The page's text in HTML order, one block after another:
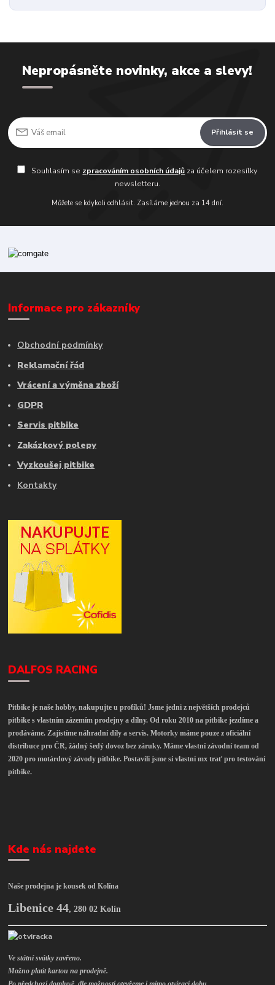
Nepropásněte novinky, akce a slevy!
Přihlásit se
Souhlasím se zpracováním osobních údajů za účelem rozesílky
newsletteru.
Můžete se kdykoli odhlásit. Zasíláme jednou za 14 dní.
Informace pro zákazníky
Obchodní podmínky
Reklamační řád
Vrácení a výměna zboží
GDPR
Servis pitbike
Zakázkový polepy
Vyzkoušej pitbike
Kontakty
DALFOS RACING
Pitbike je naše hobby, nakupujte u profíků! Jsme jedni z největších prodejců
pitbike s vlastním zázemím prodejny a dílny. Od roku 2010 na pitbike jezdíme a
prodáváme. Zajistíme náhradní díly a servis. Motorky máme pouze z oficiální
distribuce pro ČR, žádný šedý dovoz bez záruky. Máme vlastní závodní team od
2020 pro motárdový závody pitbike. Postavili jsme si vlastní mx trať pro testování
pitbike.
Kde nás najdete
Naše prodejna je kousek od Kolína
Libenice 44,280 02 Kolín
Ve státní svátky zavřeno.
Možno platit kartou na prodejně.